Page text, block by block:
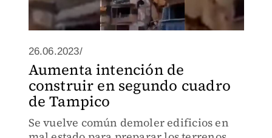
26.06.2023/
Aumenta intención de
construir en segundo cuadro
de Tampico
Se vuelve común demoler edificios en